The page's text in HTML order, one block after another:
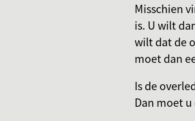
Misschien
is. U wilt
wilt dat de
moet dan
Is de
Dan moet